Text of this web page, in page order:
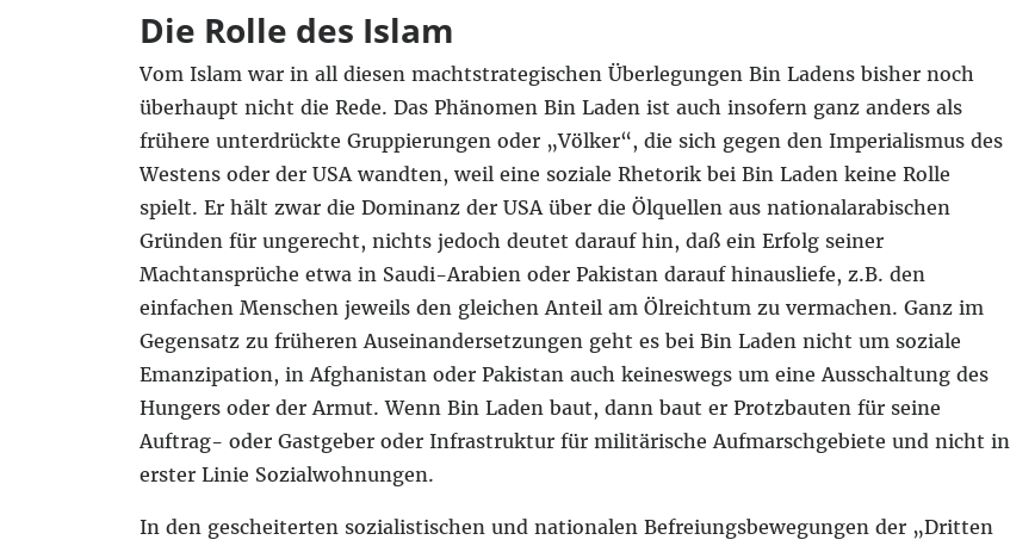
Die Rolle des Islam
Vom Islam war in all diesen machtstrategischen Überlegungen Bin Ladens bisher noch
überhaupt nicht die Rede. Das Phänomen Bin Laden ist auch insofern ganz anders als
frühere unterdrückte Gruppierungen oder „Völker“, die sich gegen den Imperialismus des
Westens oder der USA wandten, weil eine soziale Rhetorik bei Bin Laden keine Rolle
spielt. Er hält zwar die Dominanz der USA über die Ölquellen aus nationalarabischen
Gründen für ungerecht, nichts jedoch deutet darauf hin, daß ein Erfolg seiner
Machtansprüche etwa in Saudi-Arabien oder Pakistan darauf hinausliefe, z.B. den
einfachen Menschen jeweils den gleichen Anteil am Ölreichtum zu vermachen. Ganz im
Gegensatz zu früheren Auseinandersetzungen geht es bei Bin Laden nicht um soziale
Emanzipation, in Afghanistan oder Pakistan auch keineswegs um eine Ausschaltung des
Hungers oder der Armut. Wenn Bin Laden baut, dann baut er Protzbauten für seine
Auftrag- oder Gastgeber oder Infrastruktur für militärische Aufmarschgebiete und nicht in
erster Linie Sozialwohnungen.
In den gescheiterten sozialistischen und nationalen Befreiungsbewegungen der „Dritten